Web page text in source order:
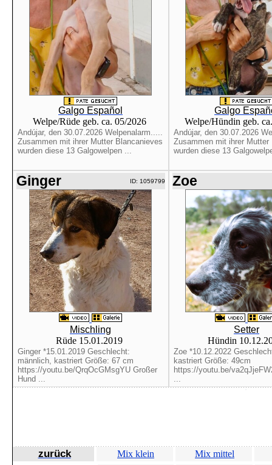
Galgo Español
Welpe/Rüde geb. ca. 05/2026
Andújar, den 30.07.2026 Welpenalarm.....
Zusammen mit ihrer Mutter Blancanieves
wurden diese 13 Galgowelpen ...
Galgo
Welpe/Hündin geb.
Andújar, den 30.07.2026
Zusammen mit ihrer Mutter
wurden diese 13
Ginger ID: 1059799
Mischling
Rüde 15.01.2019
Ginger *15.01.2019 Geschlecht:
männlich, kastriert Größe: 67 cm
https://youtu.be/QrqOcGMsgYU Großer
Hund ...
Zoe
Setter
Hündin
Zoe *10.12.2022
kastriert Größe: 49cm
https://youtu.be/
...
zurück Mix klein
Mix mittel